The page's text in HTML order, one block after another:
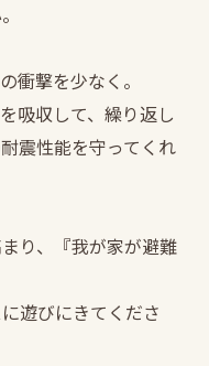
撃を少なく。
吸収して、繰り返し
震性能を守ってくれ
り、『我が家が避難
遊びにきてくださ